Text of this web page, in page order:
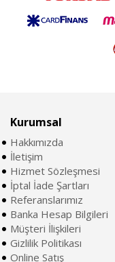
Kurumsal
Hakkımızda
İletişim
Hizmet Sözleşmesi
İptal İade Şartları
Referanslarımız
Banka Hesap Bilgileri
Müşteri İlişkileri
Gizlilik Politikası
Online Satış